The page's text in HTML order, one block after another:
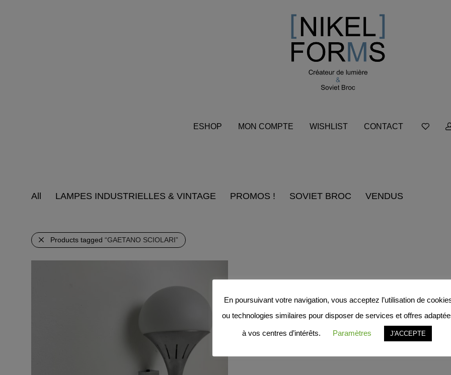
ESHOP MON COMPTE WISHLIST CONTACT
All LAMPES INDUSTRIELLES & VINTAGE PROMOS ! SOVIET BROC VENDUS
Products tagged “GAETANO SCIOLARI”
En poursuivant votre navigation, vous acceptez l’utilisation de
ou technologies similaires pour disposer de services et offres
à vos centres d’intérêts. Paramètres J'ACCEPTE